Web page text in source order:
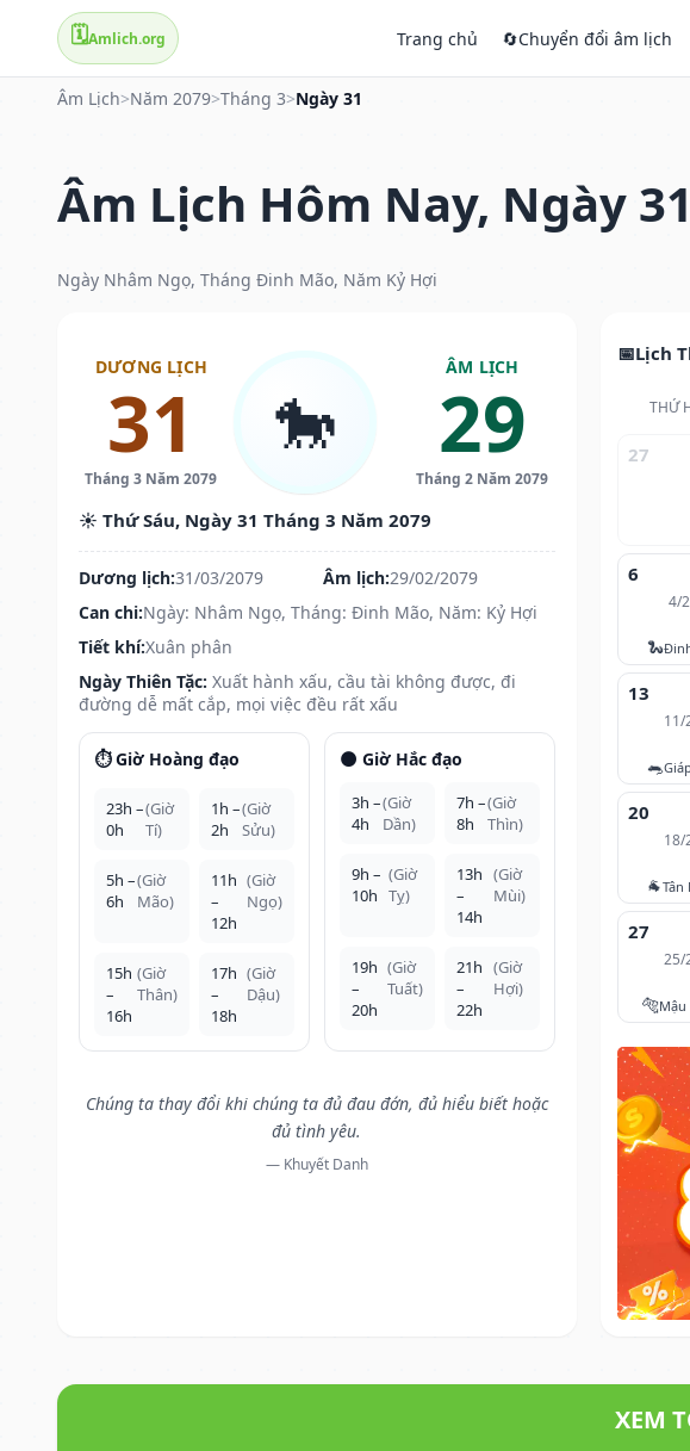
🗓️Amlich.org Trang chủ 🔄Chuyển đổi âm lịch
Âm Lịch>Năm 2079>Tháng 3>Ngày 31
Âm Lịch Hôm Nay, Ngày
Ngày Nhâm Ngọ, Tháng Đinh Mão, Năm Kỷ Hợi
DƯƠNG LỊCH
31
Tháng 3 Năm 2079
🐎
ÂM LỊCH
29
Tháng 2 Năm 2079
☀️ Thứ Sáu, Ngày 31 Tháng 3 Năm 2079
Dương lịch:31/03/2079 Âm lịch:29/02/2079
Can chi:Ngày: Nhâm Ngọ, Tháng: Đinh Mão, Năm: Kỷ Hợi
Tiết khí:Xuân phân
Ngày Thiên Tặc: Xuất hành xấu, cầu tài không được, đi
đường dễ mất cắp, mọi việc đều rất xấu
⏱️ Giờ Hoàng đạo
23h –
0h
(Giờ
Tí)
1h –
2h
(Giờ
Sửu)
5h –
6h
(Giờ
Mão)
11h
–
12h
(Giờ
Ngọ)
15h
–
16h
(Giờ
Thân)
17h
–
18h
(Giờ
Dậu)
🌑 Giờ Hắc đạo
3h –
4h
(Giờ
Dần)
7h –
8h
(Giờ
Thìn)
9h –
10h
(Giờ
Tỵ)
13h
–
14h
(Giờ
Mùi)
19h
–
20h
(Giờ
Tuất)
21h
–
22h
(Giờ
Hợi)
Chúng ta thay đổi khi chúng ta đủ đau đớn, đủ hiểu biết hoặc
đủ tình yêu.
— Khuyết Danh
Lịch
THỨ
27
6
4/2
🐍
13
11/
🐀
20
18/
🐐Tân
27
25/
🐅Mậu
XEM